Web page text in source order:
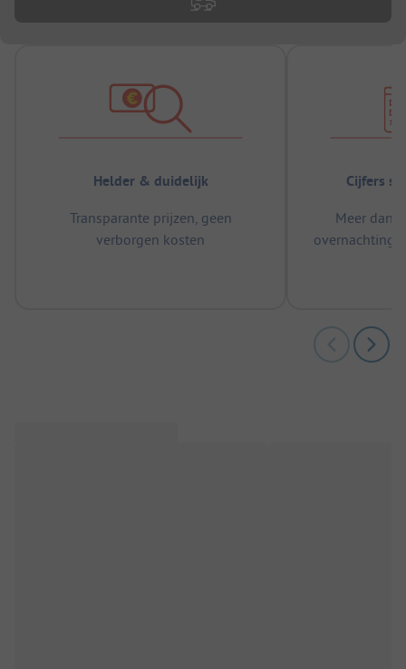
Helder & duidelijk
Transparante prijzen, geen
verborgen kosten
Cijfers
Meer dan